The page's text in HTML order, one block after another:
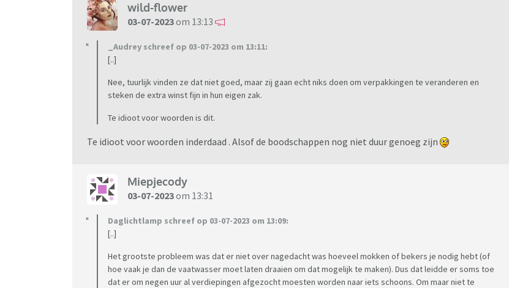
wild-flower
03-07-2023om 13:13
_Audrey schreef op 03-07-2023 om 13:11:
[..]
Nee, tuurlijk vinden ze dat niet goed, maar zij gaan echt niks doen om verpakkingen te veranderen en
steken de extra winst fijn in hun eigen zak.
Te idioot voor woorden is dit.
Te idioot voor woorden inderdaad . Alsof de boodschappen nog niet duur genoeg zijn
Miepjecody
03-07-2023om 13:31
Daglichtlamp schreef op 03-07-2023 om 13:09:
[..]
Het grootste probleem was dat er niet over nagedacht was hoeveel mokken of bekers je nodig hebt (of
hoe vaak je dan de vaatwasser moet laten draaien om dat mogelijk te maken). Dus dat leidde er soms toe
dat er om negen uur al verdiepingen afgezocht moesten worden naar iets schoons. Om maar niet te